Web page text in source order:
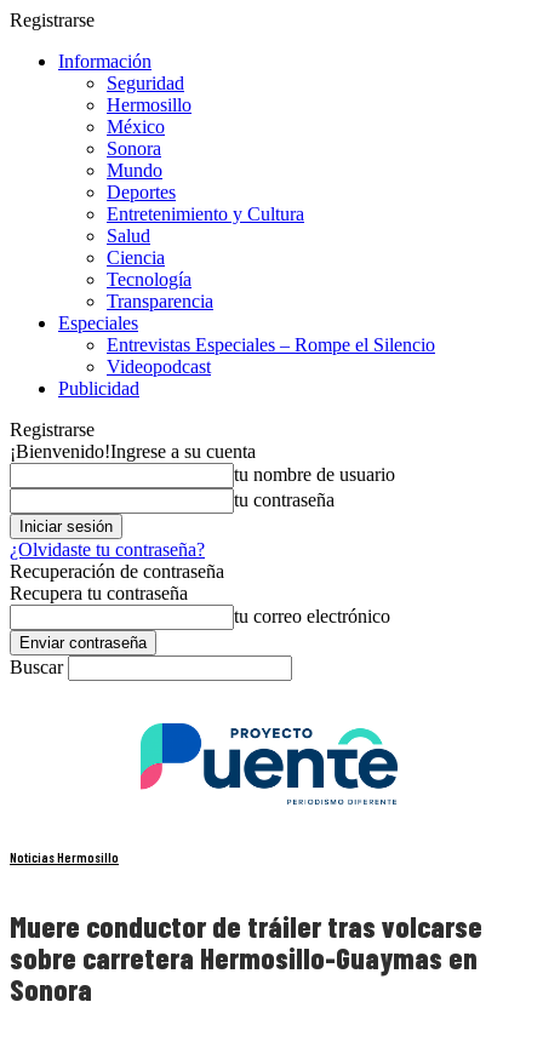
Registrarse
Información
Seguridad
Hermosillo
México
Sonora
Mundo
Deportes
Entretenimiento y Cultura
Salud
Ciencia
Tecnología
Transparencia
Especiales
Entrevistas Especiales – Rompe el Silencio
Videopodcast
Publicidad
Registrarse
¡Bienvenido!Ingrese a su cuenta
tu nombre de usuario
tu contraseña
¿Olvidaste tu contraseña?
Recuperación de contraseña
Recupera tu contraseña
tu correo electrónico
Buscar
Noticias Hermosillo
Muere conductor de tráiler tras volcarse
sobre carretera Hermosillo-Guaymas en
Sonora